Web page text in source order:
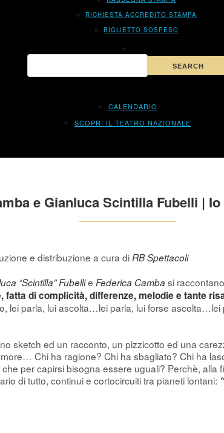
RICHIESTA ACCREDITO STAMPA
BIGLIETTO SOSPESO
CALENDARIO
SCOPRI IL TEATRO NAZIONALE
e Gianluca Scintilla Fubelli |
e distribuzione a cura di RB Spettacoli
“Scintilla” Fubellie Federica Camba si
fatta di complicità, differenze, melodie e tante
lei parla, lui ascolta…lei parla, lui forse
sketch ed un racconto, un pizzicotto ed una
Chi ha ragione? Chi ha sbagliato? Chi ha
per capirsi bisogna essere uguali? Perchè, alla
di tutto, continui e cortocircuiti tra pianeti lontani: